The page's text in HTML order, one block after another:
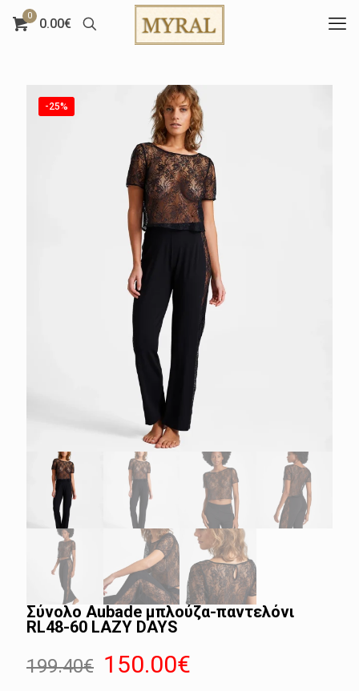
0
0.00€
-25%
Σύνολο Aubade μπλούζα-παντελόνι
RL48-60 LAZY DAYS
199.40€ Original
150.00€